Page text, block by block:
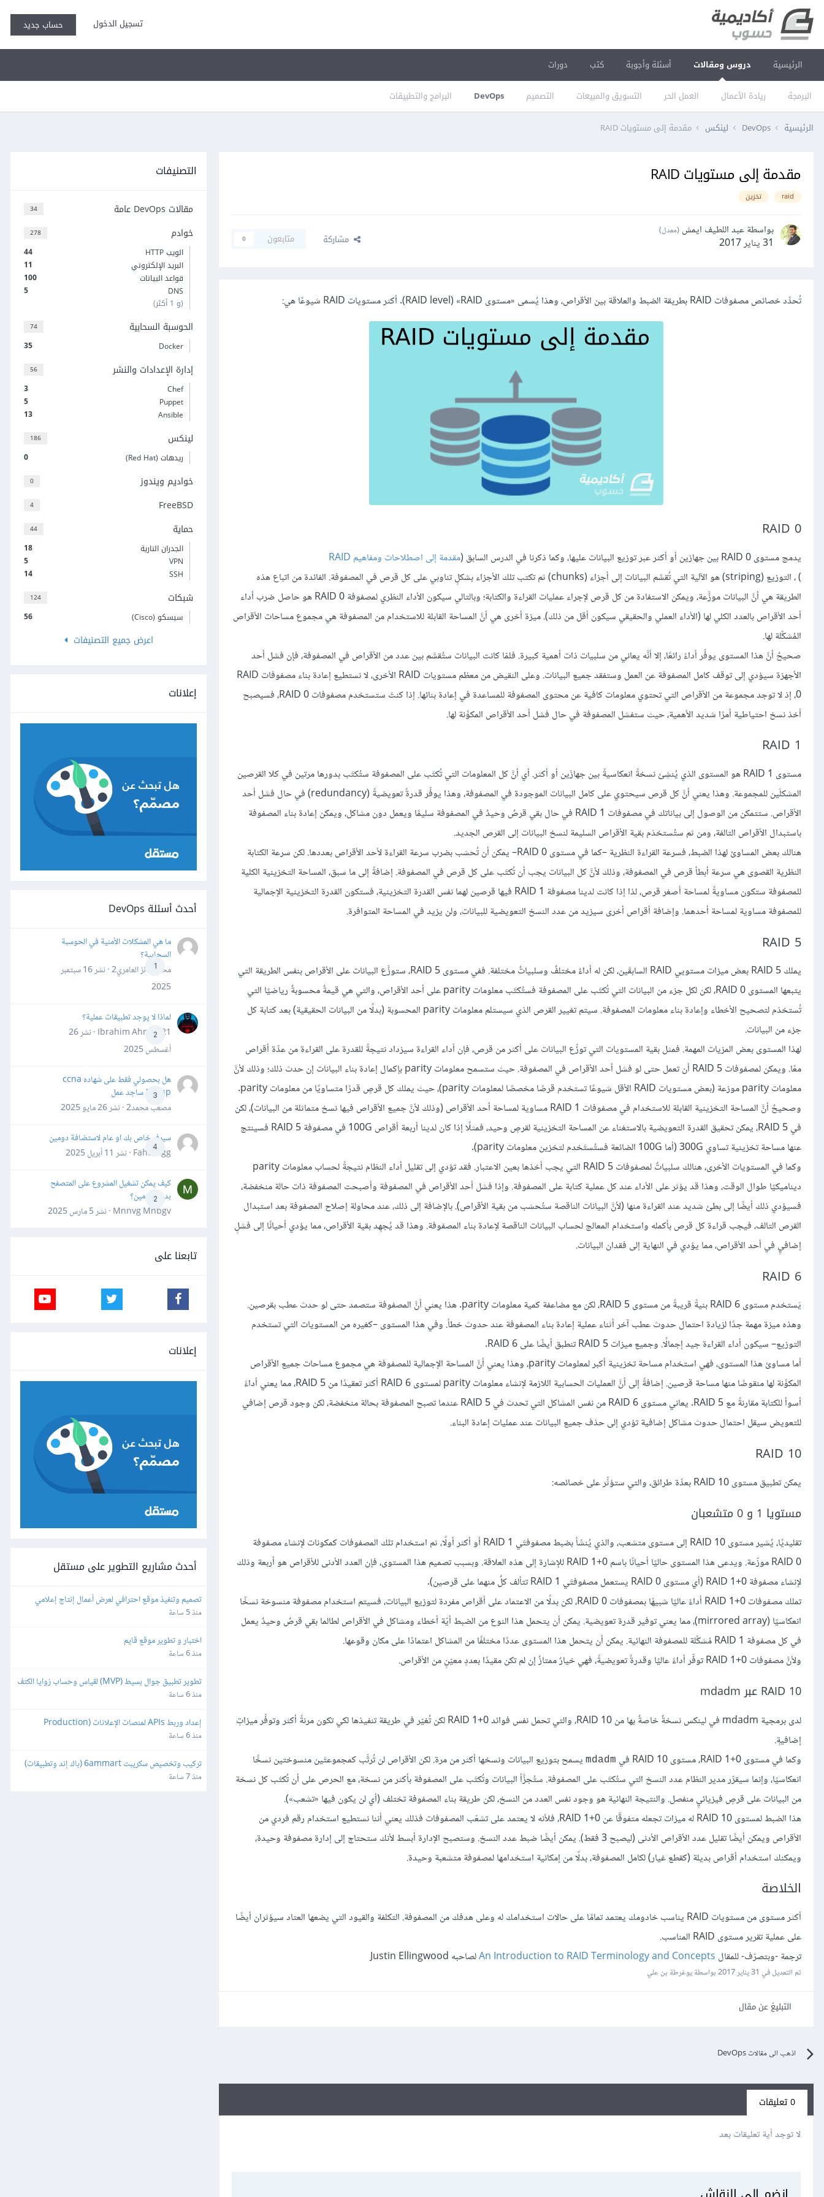
تسجيل الدخول حساب جديد
الرئيسية دروس ومقالات
البرمجة ريادة الأعمال العمل الحر التسويق والمبيعات التصميم DevOps البرامج والتطبيقات
أسئلة وأجوبة كتب دورات
الرئيسية DevOps لينكس مقدمة إلى مستويات RAID
مقدمة إلى مستويات RAID
raid تخزين
بواسطة عبد اللطيف ايمش (معدل)
31 يناير 2017 مشاركة متابعون 0
تُحدِّد خصائص مصفوفات RAID بطريقة الضبط والعلاقة بين الأقراص، وهذا يُسمى «مستوى RAID» ‏(RAID level). أكثر مستويات RAID شيوعًا هي:
RAID 0
يدمج مستوى RAID 0 بين جهازين أو أكثر عبر توزيع البيانات عليها، وكما ذكرنا في الدرس السابق (
مقدمة إلى اصطلاحات ومفاهيم RAID
) ، التوزيع (striping) هو الآلية التي تُقسِّم البيانات إلى أجزاء (chunks) ثم تكتب تلك الأجزاء بشكلٍ تناوبي على كل قرص في المصفوفة. الفائدة من اتباع هذه
الطريقة هي أنَّ البيانات موزَّعة، ويمكن الاستفادة من كل قرص لإجراء عمليات القراءة والكتابة؛ وبالتالي سيكون الأداء النظري لمصفوفة RAID 0 هو حاصل ضرب أداء
أحد الأقراص بالعدد الكلي لها (الأداء العملي والحقيقي سيكون أقل من ذلك). ميزة أخرى هي أنَّ المساحة القابلة للاستخدام من المصفوفة هي مجموع مساحات الأقراص
المُشكِّلة لها.
صحيحٌ أنَّ هذا المستوى يوفِّر أداءً رائعًا، إلا أنَّه يعاني من سلبيات ذات أهمية كبيرة. فلمّا كانت البيانات ستُقسَّم بين عدد من الأقراص في المصفوفة، فإن فشل أحد
الأجهزة سيؤدي إلى توقف كامل المصفوفة عن العمل وستفقد جميع البيانات. وعلى النقيض من معظم مستويات RAID الأخرى، لا نستطيع إعادة بناء مصفوفات RAID
0، إذ لا توجد مجموعة من الأقراص التي تحتوي معلومات كافية عن محتوى المصفوفة للمساعدة في إعادة بنائها. إذا كنتَ ستستخدم مصفوفات RAID 0، فسيصبح
أخذ نسخ احتياطية أمرًا شديد الأهمية، حيث ستفشل المصفوفة في حال فشل أحد الأقراص المكوِّنة لها.
RAID 1
مستوى RAID 1 هو المستوى الذي يُنشِئ نسخةً انعكاسيةً بين جهازَين أو أكثر. أي أنَّ كل المعلومات التي تُكتَب على المصفوفة ستُكتَب بدورها مرتين في كلا القرصين
المشكلَين للمجموعة. وهذا يعني أنَّ كل قرص سيحتوي على كامل البيانات الموجودة في المصفوفة، وهذا يوفِّر قدرةً تعويضيةً (redundancy) في حال فشل أحد
الأقراص. ستتمكن من الوصول إلى بياناتك في مصفوفات RAID 1 في حال بقي قرصٌ وحيدٌ في المصفوفة سليمًا ويعمل دون مشاكل، ويمكن إعادة بناء المصفوفة
باستبدال الأقراص التالفة، ومن ثم ستُستخدَم بقية الأقراص السليمة لنسخ البيانات إلى القرص الجديد.
هنالك بعض المساوئ لهذا الضبط، فسرعة القراءة النظرية –كما في مستوى RAID 0– يمكن أن تُحسَب بضرب سرعة القراءة لأحد الأقراص بعددها. لكن سرعة الكتابة
النظرية القصوى هي سرعة أبطأ قرص في المصفوفة، وذلك لأنَّ كل البيانات يجب أن تُكتَب على كل قرص في المصفوفة. إضافةً إلى ما سبق، المساحة التخزينية الكلية
للمصفوفة ستكون مساويةً لمساحة أصغر قرص، لذا إذا كانت لدينا مصفوفة RAID 1 فيها قرصين لهما نفس القدرة التخزينية، فستكون القدرة التخزينية الإجمالية
للمصفوفة مساوية لمساحة أحدهما. وإضافة أقراص أخرى سيزيد من عدد النسخ التعويضية للبيانات، ولن يزيد في المساحة المتوافرة.
RAID 5
يملك RAID 5 بعض ميزات مستويي RAID السابقَين، لكن له أداءٌ مختلفٌ وسلبياتٌ مختلفة. ففي مستوى RAID 5، ستوزَّع البيانات على الأقراص بنفس الطريقة التي
يتبعها المستوى RAID 0، لكن لكل جزء من البيانات التي تُكتَب على المصفوفة فستُكتَب معلومات parity على أحد الأقراص، والتي هي قيمةٌ محسوبةٌ رياضيًا التي
تُستخدَم لتصحيح الأخطاء وإعادة بناء معلومات المصفوفة. سيتم تغيير القرص الذي سيستلم معلومات parity المحسوبة (بدلًا من البيانات الحقيقية) بعد كتابة كل
جزء من البيانات.
لهذا المستوى بعض المزيات المهمة. فمثل بقية المستويات التي توزِّع البيانات على أكثر من قرص، فإن أداء القراءة سيزداد نتيجةً للقدرة على القراءة من عدِّة أقراص
معًا. ويمكن لمصفوفات RAID 5 أن تعمل حتى لو فشل أحد الأقراص في المصفوفة. حيث ستسمح معلومات parity بإكمال إعادة بناء البيانات إن حدث ذلك؛ وذلك لأنَّ
معلومات parity موزعة (بعض مستويات RAID الأقل شيوعًا تستخدم قرصًا مخصصًا لمعلومات parity)، حيث يملك كل قرصٍ قدرًا متساويًا من معلومات parity.
وصحيحٌ أنَّ المساحة التخزينية القابلة للاستخدام في مصفوفات RAID 1 مساوية لمساحة أحد الأقراص (وذلك لأنَّ جميع الأقراص فيها نسخ متماثلة من البيانات)، لكن
في RAID 5، يمكن تحقيق القدرة التعويضية بالاستغناء عن المساحة التخزينية لقرصٍ وحيد، فمثلًا إذا كان لدينا أربعة أقراص 100G في مصفوفة RAID 5 فسينتج
عنها مساحة تخزينية تساوي 300G (أما 100G الضائعة فستُستَخدم لتخزين معلومات parity).
وكما في المستويات الأخرى، هنالك سلبياتٌ لمصفوفات RAID 5 التي يجب أخذها بعين الاعتبار. فقد تؤدي إلى تقليل أداء النظام نتيجةً لحساب معلومات parity
ديناميكيًا طوال الوقت، وهذا قد يؤثر على الأداء عند كل عملية كتابة على المصفوفة. وإذا فشل أحد الأقراص في المصفوفة وأصبحت المصفوفة ذات حالة منخفضة،
فسيؤدي ذلك أيضًا إلى بطئ شديد عند القراءة منها (لأنَّ البيانات الناقصة ستُحسَب من بقية الأقراص). بالإضافة إلى ذلك، عند محاولة إصلاح المصفوفة بعد استبدال
القرص التالف، فيجب قراءة كل قرص بأكمله واستخدام المعالج لحساب البيانات الناقصة لإعادة بناء المصفوفة. وهذا قد يُجهِد بقية الأقراص، مما يؤدي أحيانًا إلى فشلٍ
إضافيٍ في أحد الأقراص، مما يؤدي في النهاية إلى فقدان البيانات.
RAID 6
يَستخدم مستوى RAID 6 بنيةً قريبةً من مستوى RAID 5، لكن مع مضاعفة كمية معلومات parity. هذا يعني أنَّ المصفوفة ستصمد حتى لو حدث عطب بقرصين.
وهذه ميزة مهمة جدًا لزيادة احتمال حدوث عطب آخر أثناء عملية إعادة بناء المصفوفة عند حدوث خطأ. وفي هذا المستوى –كغيره من المستويات التي تستخدم
التوزيع– سيكون أداء القراءة جيد إجمالًا. وجميع ميزات RAID 5 تنطبق أيضًا على RAID 6.
أما مساوئ هذا المستوى، فهي استخدام مساحة تخزينية أكبر لمعلومات parity، وهذا يعني أنَّ المساحة الإجمالية للمصفوفة هي مجموع مساحات جميع الأقراص
المكوِّنة لها منقوصًا منها مساحة قرصين. إضافةً إلى أنَّ العمليات الحسابية اللازمة لإنشاء معلومات parity لمستوى RAID 6 أكثر تعقيدًا من RAID 5، مما يعني أداءً
أسوأ للكتابة مقارنةً مع RAID 5. يعاني مستوى RAID 6 من نفس المشاكل التي تحدث في RAID 5 عندما تصبح المصفوفة بحالة منخفضة، لكن وجود قرص إضافي
للتعويض سيقل احتمال حدوث مشاكل إضافية تؤدي إلى حذف جميع البيانات عند عمليات إعادة البناء.
RAID 10
يمكن تطبيق مستوى RAID 10 بعدِّة طرائق، والتي ستؤثِّر على خصائصه:
مستويا 1 و 0 متشعبان
تقليديًا، يُشير مستوى RAID 10 إلى مستوى متشعب، والذي يُنشَأ بضبط مصفوفتَي RAID 1 أو أكثر أولًا، ثم استخدام تلك المصفوفات كمكونات لإنشاء مصفوفة
RAID 0 موزّعة. ويدعى هذا المستوى حاليًا أحيانًا باسم RAID 1+0 للإشارة إلى هذه العلاقة. وبسبب تصميم هذا المستوى، فإن العدد الأدنى للأقراص هو أربعة وذلك
لإنشاء مصفوفة RAID 1+0 (أي مستوى RAID 0 يستعمل مصفوفتَي RAID 1 تتألف كلٌ منهما على قرصين).
تملك مصفوفات RAID 1+0 أداءً عاليًا شبيهًا بمصفوفات RAID 0، لكن بدلًا من الاعتماد على أقراص مفردة لتوزيع البيانات، فسيتم استخدام مصفوفة منسوخة نسخًا
انعكاسيًا (mirrored array)، مما يعني توفير قدرة تعويضية. يمكن أن يتحمل هذا النوع من الضبط أيّة أخطاء ومشاكل في الأقراص لطالما بقي قرصٌ وحيدٌ يعمل
في كل مصفوفة RAID 1 مُشكِّلة للمصفوفة النهائية. يمكن أن يتحمل هذا المستوى عددًا مختلفًا من المشاكل اعتمادًا على مكان وقوعها.
ولأنَّ مصفوفات RAID 1+0 توفِّر أداءً عاليًا وقدرةً تعويضيةً، فهي خيارٌ ممتازٌ إن لم تكن مقيدًا بعددٍ معيّنٍ من الأقراص.
RAID 10 عبر mdadm
لدى برمجية mdadm في لينكس نسخةٌ خاصةٌ بها من RAID 10، والتي تحمل نفس فوائد RAID 1+0 لكن تُغيّر في طريقة تنفيذها لكي تكون مرنةً أكثر وتوفِّر ميزاتٍ
إضافيةٍ.
وكما في مستوى RAID 1+0، مستوى RAID 10 في
mdadm يسمح بتوزيع البيانات ونسخها أكثر من مرة. لكن الأقراص لن تُرتَّب كمجموعتَين منسوختين نسخًا
انعكاسيًا، وإنما سيقرِّر مدير النظام عدد النسخ التي ستُكتَب على المصفوفة. ستُجزَّأ البيانات وتُكتَب على المصفوفة بأكثر من نسخة، مع الحرص على أن تُكتَب كل نسخة
من البيانات على قرصٍ فيزيائيٍ منفصل. والنتيجة النهائية هو وجود نفس العدد من النسخ، لكن طريقة بناء المصفوفة تختلف (أي لن يكون فيها «تشعب»).
هذا الضبط لمستوى RAID 10 له ميزات تجعله متفوقًا عن RAID 1+0، فلأنه لا يعتمد على تشعّب المصفوفات فذلك يعني أننا نستطيع استخدام رقم فردي من
الأقراص ويمكن أيضًا تقليل عدد الأقراص الأدنى (ليصبح 3 فقط). يمكن أيضًا ضبط عدد النسخ. وستصبح الإدارة أبسط لأنك ستحتاج إلى إدارة مصفوفة وحيدة،
ويمكنك استخدام أقراص بديلة (كقطع غيار) لكامل المصفوفة، بدلًا من إمكانية استخدامها لمصفوفة متشعبة وحيدة.
الخلاصة
أكثر مستوى من مستويات RAID يناسب خادومك يعتمد تمامًا على حالات استخدامك له وعلى هدفك من المصفوفة. التكلفة والقيود التي يضعها العتاد سيؤثران أيضًا
على عملية تقرير مستوى RAID المناسب.
ترجمة -وبتصرّف- للمقال An Introduction to RAID Terminology and Conceptsلصاحبه Justin Ellingwood
تم التعديل في 31 يناير 2017 بواسطة يوغرطة بن علي
التبليغ عن مقال
اذهب الى مقالات DevOps
0 تعليقات
لا توجد أية تعليقات بعد
التصنيفات
34 مقالات DevOps عامة
278 خوادم
44
الويب HTTP
11
البريد الإلكتروني
100
قواعد البيانات
5
DNS
(و 1 أكثر)
74 الحوسبة السحابية
35 Docker
56 إدارة الإعدادات والنشر
3
Chef
5
Puppet
13
Ansible
186 لينكس
0 ريدهات (Red Hat)
0 خواديم ويندوز
4 FreeBSD
44 حماية
18
الجدران النارية
5
VPN
14
SSH
124 شبكات
56 سيسكو (Cisco)
اعرض جميع التصنيفات
إعلانات
أحدث أسئلة DevOps
1
ما هي المشكلات الأمنية في الحوسبة
السحابية؟
محمد فائز العامري2 · نشر
16 سبتمبر
2025
2
لماذا لا يوجد تطبيقات عملية؟
Ibrahim Ahmed21 · نشر
26
أغسطس 2025
3
هل بحصولي فقط على شهاده ccna
&ccnp ساجد عمل
مصعب محمد2 · نشر
26 مايو 2025
4
سيرفر خاص بك او عام لاستضافة دومين
Fahd Ggg · نشر
11 أبريل 2025
2
كيف يمكن تشغيل المشروع على المتصفح
بدون دومين؟
Mnnvg Mnbgv · نشر
5 مارس 2025
تابعنا على
إعلانات
أحدث مشاريع التطوير على مستقل
تصميم وتنفيذ موقع احترافي لعرض أعمال إنتاج إعلامي
منذ 5 ساعة
اختبار و تطوير موقع قايم
منذ 6 ساعة
تطوير تطبيق جوال بسيط (MVP) لقياس وحساب زوايا الكتف
منذ 6 ساعة
Ready)
منذ 6 ساعة
ورفعه على السيرفر والمتجر
منذ 7 ساعة